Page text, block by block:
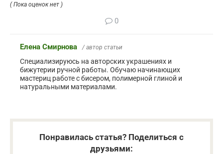
( Пока оценок нет )
0
Елена Смирнова / автор статьи
Специализируюсь на авторских украшениях и
бижутерии ручной работы. Обучаю начинающих
мастериц работе с бисером, полимерной глиной и
натуральными материалами.
Понравилась статья? Поделиться с
друзьями: